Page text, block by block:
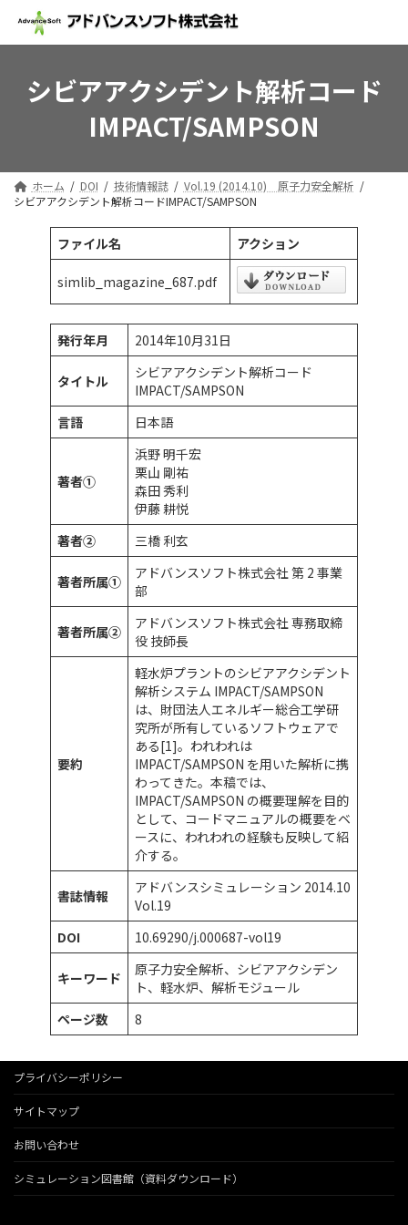
テ
プ
ゲ
動
シビアアクシデント解析コード
IMPACT/SAMPSON
ホーム DOI 技術情報誌
Vol.19 (2014.10) 原子力安全解析
シビアアクシデント解析コードIMPACT/SAMPSON
ファイル名 アクション
simlib_magazine_687.pdf
発行年月 2014年10月31日
タイトル
シビアアクシデント解析コード
IMPACT/SAMPSON
言語
日本語
著者①
浜野 明千宏
栗山 剛祐
森田 秀利
伊藤 耕悦
著者②
三橋 利玄
著者所属①
アドバンスソフト株式会社 第 2 事業
部
著者所属②
アドバンスソフト株式会社 専務取締
役 技師長
要約
軽水炉プラントのシビアアクシデント
解析システム IMPACT/SAMPSON
は、財団法人エネルギー総合工学研
究所が所有しているソフトウェアで
ある[1]。われわれは
IMPACT/SAMPSON を用いた解析に携
わってきた。本稿では、
IMPACT/SAMPSON の概要理解を目的
として、コードマニュアルの概要をベ
ースに、われわれの経験も反映して紹
介する。
書誌情報
アドバンスシミュレーション 2014.10
Vol.19
DOI
10.69290/j.000687-vol19
キーワード
原子力安全解析、シビアアクシデン
ト、軽水炉、解析モジュール
ページ数
8
プライバシーポリシー
サイトマップ
お問い合わせ
シミュレーション図書館（資料ダウンロード）